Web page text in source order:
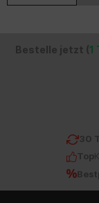
Bestelle jetzt (1
30
Top